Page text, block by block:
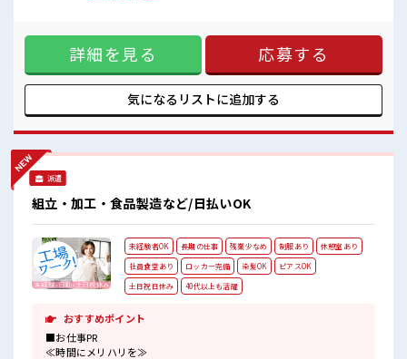
時間があれば昼寝もしちゃおう！
高収入もバッチリ目指せますよ！
(規定有)≪動きやすい制服アリ≫ 制服があるので、 毎日の服
装の悩み解消♪ ≪未経験でも活躍できる≫ 新しいことにチャ
レンジするのは不安だけど、 しっかり働く環境が整っていま
す！ イチからスキルUP・ステップUP目指していきましょ
う！ ≪自分に向いている仕事が探せる≫ 困った事などがあれ
ば、 担当がしっかりサポートします！ ■職場の雰囲気 キバツ
ます♪ 休憩室で楽しくランチ♪ 時間があれば昼寝もしちゃお
う！ 高収入もバッチリ目指せますよ！
詳細を見る 応募する
気になるリストに追加する
派遣
組立・加工・食品製造など/日払いOK
未経験者OK 長期の仕事 残業少なめ 制服あり
休憩室あり
社員食堂あり
ロッカー完備 染髪OK
ピアスOK
土日祝日休み
40代以上も活躍
おすすめポイント
■お仕事PR
≪時間にメリハリを≫